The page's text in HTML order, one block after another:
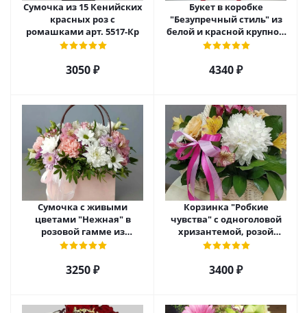
Сумочка из 15 Кенийских
красных роз с
ромашками арт. 5517-Кр
3050 ₽
Букет в коробке
"Безупречный стиль" из
белой и красной крупной
розы Эквадор. арт. 5515
4340 ₽
Сумочка с живыми
цветами "Нежная" в
розовой гамме из
кустовой хризантемы,
3250 ₽
Корзинка "Робкие
чувства" с одноголовой
хризантемой, розой
Эквадор и альстромерией
3400 ₽